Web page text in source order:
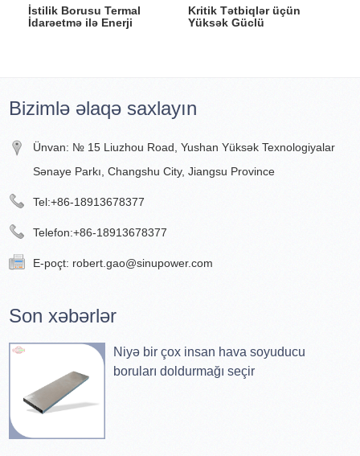
İstilik Borusu Termal
İdarəetmə ilə Enerji
Kritik Tətbiqlər üçün
Yüksək Güclü
Bizimlə əlaqə saxlayın
Ünvan: № 15 Liuzhou Road, Yushan Yüksək Texnologiyalar
Sənaye Parkı, Changshu City, Jiangsu Province
Tel:+86-18913678377
Telefon:+86-18913678377
E-poçt: robert.gao@sinupower.com
Son xəbərlər
Niyə bir çox insan hava soyuducu
boruları doldurmağı seçir